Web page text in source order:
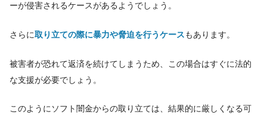
ーが侵害されるケースがあるようでしょう。
さらに取り立ての際に暴力や脅迫を行うケースもあります。
被害者が恐れて返済を続けてしまうため、この場合はすぐに法的
な支援が必要でしょう。
このようにソフト闇金からの取り立ては、結果的に厳しくなる可